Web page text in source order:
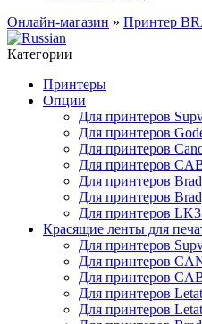
Онлайн-магазин » Принтер
Категории
Принтеры
Опции
Для принтеров
Для принтеров
Для принтеров
Для принтеров
Для принтеров
Для принтеров
Для принтеров
Красящие ленты для
Для принтеров
Для принтеров
Для принтеров
Для принтеров
Для принтеров